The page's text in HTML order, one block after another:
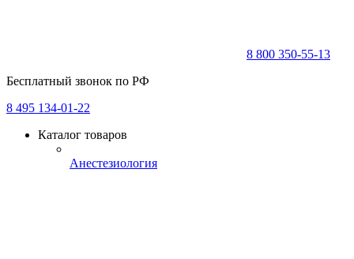
8 800 350-55-13
Бесплатный звонок по РФ
8 495 134-01-22
Каталог товаров
Анестезиология